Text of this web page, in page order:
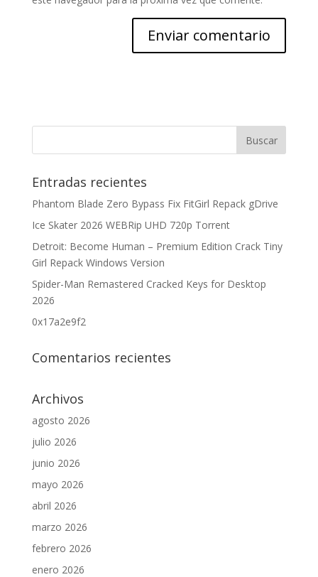
Entradas recientes
Phantom Blade Zero Bypass Fix FitGirl Repack gDrive
Ice Skater 2026 WEBRip UHD 720p Torrent
Detroit: Become Human – Premium Edition Crack Tiny
Girl Repack Windows Version
Spider-Man Remastered Cracked Keys for Desktop
2026
0x17a2e9f2
Comentarios recientes
Archivos
agosto 2026
julio 2026
junio 2026
mayo 2026
abril 2026
marzo 2026
febrero 2026
enero 2026